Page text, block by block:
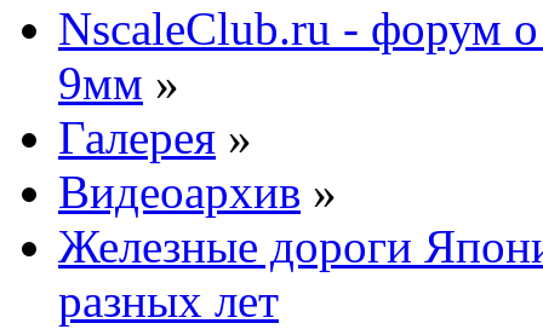
NscaleClub.ru - форум
9мм »
Галерея »
Видеоархив »
Железные дороги
разных лет